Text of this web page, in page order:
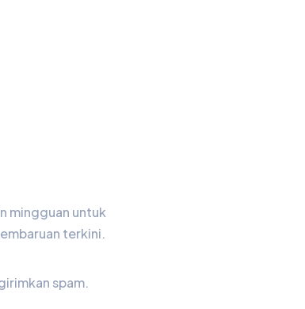
mingguan untuk
terkini.
spam.